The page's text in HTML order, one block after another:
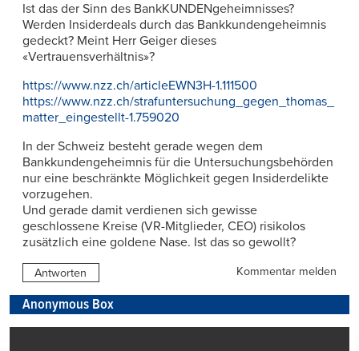
Ist das der Sinn des BankKUNDENgeheimnisses?
Werden Insiderdeals durch das Bankkundengeheimnis
gedeckt? Meint Herr Geiger dieses
«Vertrauensverhältnis»?
https://www.nzz.ch/articleEWN3H-1.111500
https://www.nzz.ch/strafuntersuchung_gegen_thomas_
matter_eingestellt-1.759020
In der Schweiz besteht gerade wegen dem
Bankkundengeheimnis für die Untersuchungsbehörden
nur eine beschränkte Möglichkeit gegen Insiderdelikte
vorzugehen.
Und gerade damit verdienen sich gewisse
geschlossene Kreise (VR-Mitglieder, CEO) risikolos
zusätzlich eine goldene Nase. Ist das so gewollt?
Antworten Kommentar melden
Anonymous Box